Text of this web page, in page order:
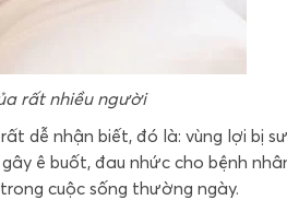
rất nhiều người
dễ nhận biết, đó là: vùng lợi bị
ê buốt, đau nhức cho bệnh
cuộc sống thường ngày.